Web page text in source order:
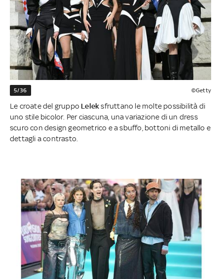
5/36 ©Getty
Le croate del gruppo Leleksfruttano le molte possibilità di
uno stile bicolor. Per ciascuna, una variazione di un dress
scuro con design geometrico e a sbuffo, bottoni di metallo e
dettagli a contrasto.